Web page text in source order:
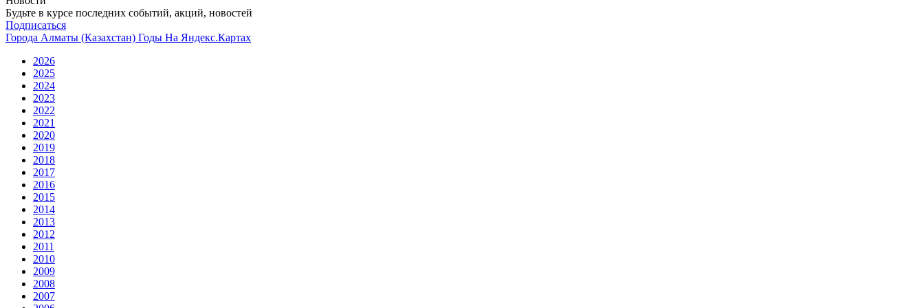
Будьте в курсе последних событий, акций, новостей
Подписаться
Города Алматы (Казахстан) Годы На Яндекс.Картах
2026
2025
2024
2023
2022
2021
2020
2019
2018
2017
2016
2015
2014
2013
2012
2011
2010
2009
2008
2007